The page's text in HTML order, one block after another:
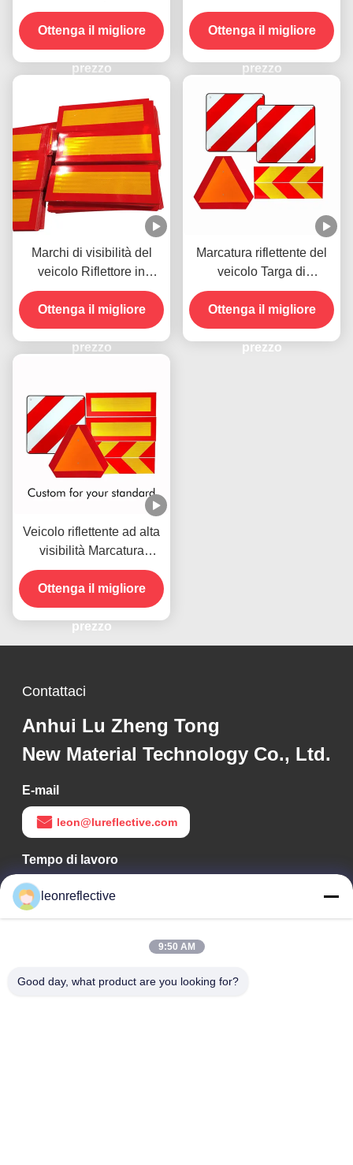
segnalazione della
visibilità dei veicoli per la
sicurezza del traffico
stradale dei camion
Ottenga il migliore
prezzo
di avvertimento per
veicoli pesanti
Ottenga il migliore
prezzo
Marchi di visibilità del
veicolo Riflettore in
alluminio a strisce gialle e
rosse Adesivo a chevron
riflettente per camion
pesante
Ottenga il migliore
prezzo
Marcatura riflettente del
veicolo Targa di
avvertimento
Ottenga il migliore
prezzo
Veicolo riflettente ad alta
visibilità Marcatura
accattivante Targa di
immatricolazione Adesivi
riflettenti per camion
pesanti
Ottenga il migliore
prezzo
Contattaci
Anhui Lu Zheng Tong
New Material Technology Co., Ltd.
E-mail
leon@lureflective.com
Tempo di lavoro
9:00-18:00
Il nostro indirizzo
zona ad alta tecnologia, Hefei, Anhui, Cina
leonreflective
9:50 AM
Good day, what product are you looking for?